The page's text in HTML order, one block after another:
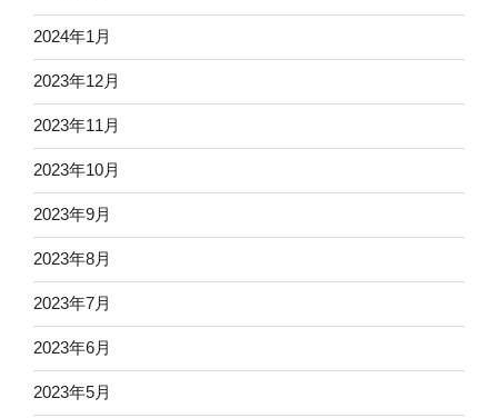
2024年1月
2023年12月
2023年11月
2023年10月
2023年9月
2023年8月
2023年7月
2023年6月
2023年5月